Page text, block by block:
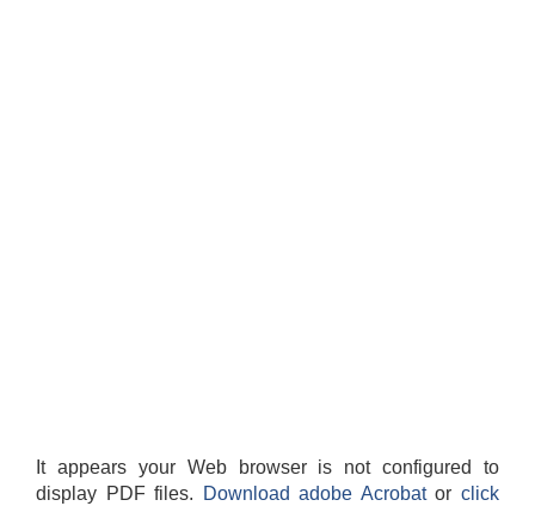
It appears your Web browser is not configured to
display PDF files.
Download adobe Acrobatorclick